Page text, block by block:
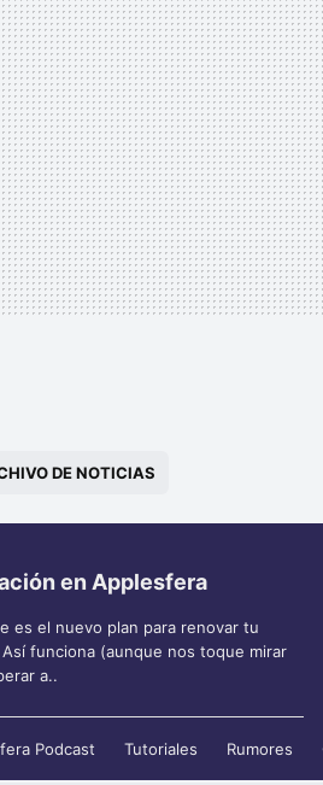
DE NOTICIAS
en Applesfera
es el nuevo plan para renovar tu
funciona (aunque nos toque mirar
a..
Podcast Tutoriales Rumores